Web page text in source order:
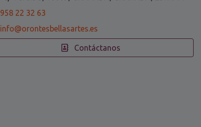
958 22 32 63
info@orontesbellasartes.es
Contáctanos